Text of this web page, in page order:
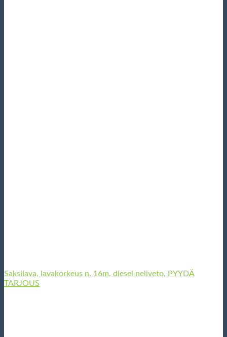
Saksilava, lavakorkeus n. 16m, diesel neliveto, PYYDÄ
TARJOUS